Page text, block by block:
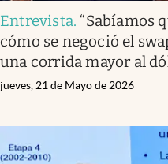
Entrevista.“Sabíamos
cómo se negoció el
una corrida mayor al
jueves, 21 de Mayo de 2026